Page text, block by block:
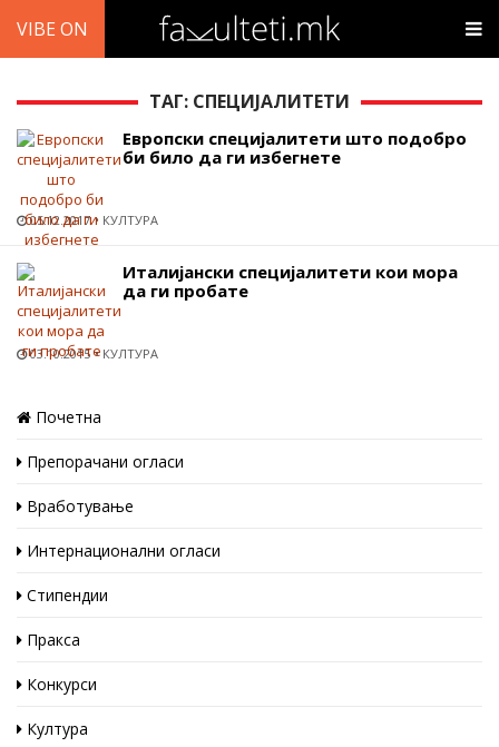
VIBE ON
ТАГ: СПЕЦИЈАЛИТЕТИ
Европски специјалитети што подобро
би било да ги избегнете
05.12.2017 КУЛТУРА
Италијански специјалитети кои мора
да ги пробате
03.10.2015 КУЛТУРА
Почетна
Препорачани огласи
Вработување
Интернационални огласи
Стипендии
Пракса
Конкурси
Култура